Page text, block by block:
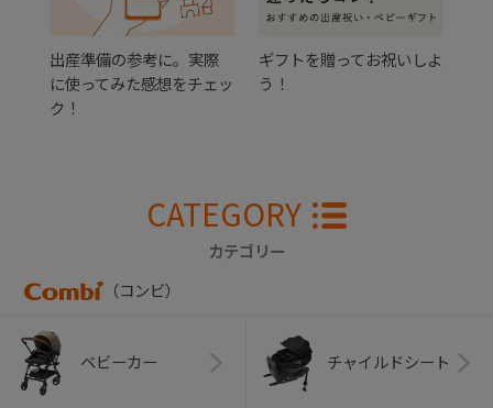
出産準備の参考に。実際
に使ってみた感想をチェッ
ク！
ギフトを贈ってお祝いしよ
う！
CATEGORY
カテゴリー
（コンビ）
ベビーカー チャイルドシート